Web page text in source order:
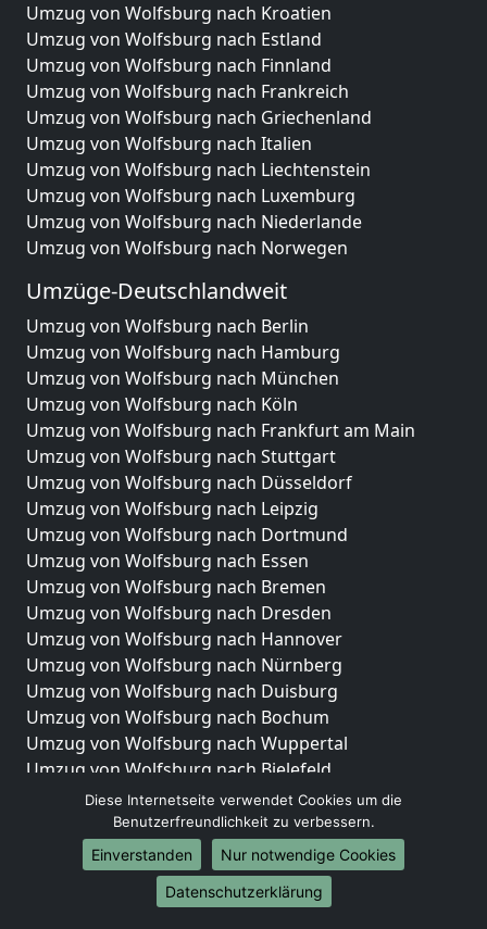
Umzug von Wolfsburg nach Kroatien
Umzug von Wolfsburg nach Estland
Umzug von Wolfsburg nach Finnland
Umzug von Wolfsburg nach Frankreich
Umzug von Wolfsburg nach Griechenland
Umzug von Wolfsburg nach Italien
Umzug von Wolfsburg nach Liechtenstein
Umzug von Wolfsburg nach Luxemburg
Umzug von Wolfsburg nach Niederlande
Umzug von Wolfsburg nach Norwegen
Umzüge-Deutschlandweit
Umzug von Wolfsburg nach Berlin
Umzug von Wolfsburg nach Hamburg
Umzug von Wolfsburg nach München
Umzug von Wolfsburg nach Köln
Umzug von Wolfsburg nach Frankfurt am Main
Umzug von Wolfsburg nach Stuttgart
Umzug von Wolfsburg nach Düsseldorf
Umzug von Wolfsburg nach Leipzig
Umzug von Wolfsburg nach Dortmund
Umzug von Wolfsburg nach Essen
Umzug von Wolfsburg nach Bremen
Umzug von Wolfsburg nach Dresden
Umzug von Wolfsburg nach Hannover
Umzug von Wolfsburg nach Nürnberg
Umzug von Wolfsburg nach Duisburg
Umzug von Wolfsburg nach Bochum
Umzug von Wolfsburg nach Wuppertal
Umzug von Wolfsburg nach Bielefeld
Umzug von Wolfsburg nach Bonn
Umzug von Wolfsburg nach Münster
Internationale-Umzüge
Umzug von Wolfsburg nach Brasilien
Diese Internetseite verwendet Cookies um die
Benutzerfreundlichkeit zu verbessern.
Einverstanden
Nur notwendige Cookies
Datenschutzerklärung